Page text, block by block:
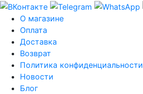
О магазине
Оплата
Доставка
Возврат
Политика конфиденциальности
Новости
Блог